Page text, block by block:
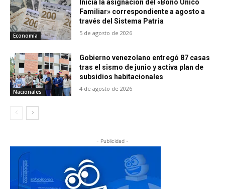
Economía
Inicia la asignación del «Bono Único
Familiar» correspondiente a agosto a
través del Sistema Patria
5 de agosto de 2026
Nacionales
Gobierno venezolano entregó 87 casas
tras el sismo de junio y activa plan de
subsidios habitacionales
4 de agosto de 2026
- Publicidad -